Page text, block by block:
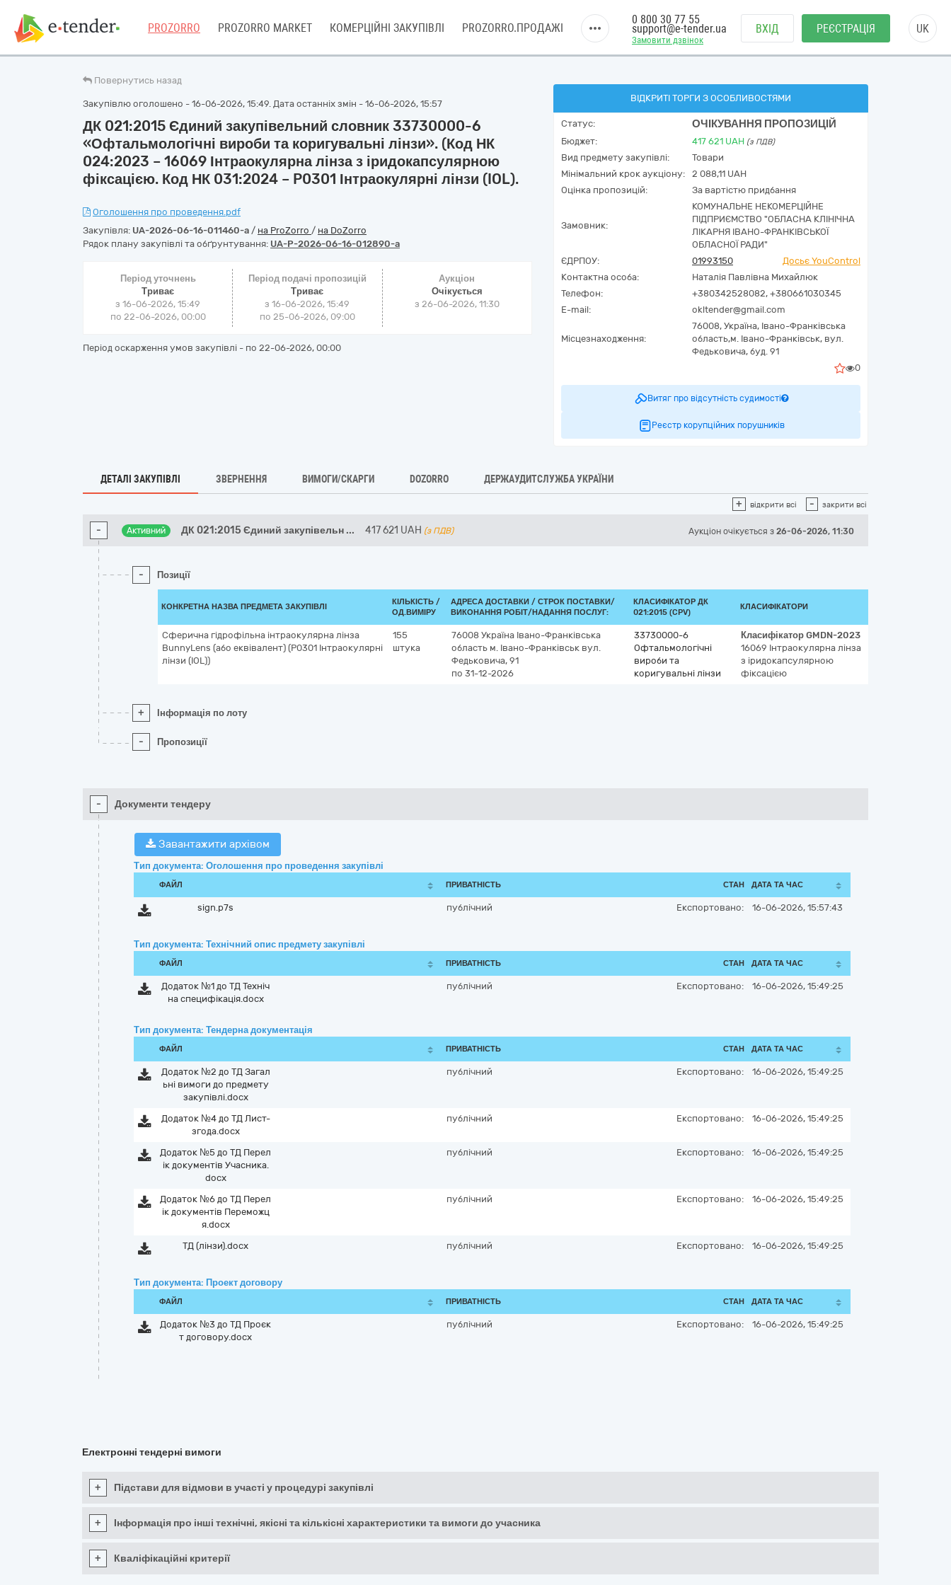
PROZORRO PROZORRO MARKET КОМЕРЦІЙНІ ЗАКУПІВЛІ PROZORRO.ПРОДАЖІ
Замовити дзвінок
0 800 30 77 55
support@e-tender.ua ВХІД РЕЄСТРАЦІЯ UK
Повернутись назад
Закупівлю оголошено - 16-06-2026, 15:49. Дата останніх змін - 16-06-2026, 15:57
ДК 021:2015 Єдиний закупівельний словник 33730000-6
«Офтальмологічні вироби та коригувальні лінзи». (Код НК
024:2023 – 16069 Інтраокулярна лінза з іридокапсулярною
фіксацією. Код НК 031:2024 – P0301 Інтраокулярні лінзи (IOL).
Оголошення про проведення.pdf
Закупівля: UA-2026-06-16-011460-a / на ProZorro / на DoZorro
Рядок плану закупівлі та обґрунтування: UA-P-2026-06-16-012890-a
Період уточнень
Триває
з 16-06-2026, 15:49
по 22-06-2026, 00:00
Період подачі пропозицій
Триває
з 16-06-2026, 15:49
по 25-06-2026, 09:00
Аукціон
Очікується
з 26-06-2026, 11:30
Період оскарження умов закупівлі - по 22-06-2026, 00:00
ВІДКРИТІ ТОРГИ З ОСОБЛИВОСТЯМИ
Статус: ОЧІКУВАННЯ ПРОПОЗИЦІЙ
Бюджет: 417 621 UAH (з ПДВ)
Вид предмету закупівлі:
Товари
Мінімальний крок аукціону:
2 088,11 UAH
Оцінка пропозицій:
За вартістю придбання
Замовник:
КОМУНАЛЬНЕ НЕКОМЕРЦІЙНЕ
ПІДПРИЄМСТВО "ОБЛАСНА КЛІНІЧНА
ЛІКАРНЯ ІВАНО-ФРАНКІВСЬКОЇ
ОБЛАСНОЇ РАДИ"
ЄДРПОУ:
01993150
Досьє YouControl
Контактна особа:
Наталія Павлівна Михайлюк
Телефон:
+380342528082, +380661030345
E-mail:
okltender@gmail.com
Місцезнаходження:
76008, Україна, Івано-Франківська
область,м. Івано-Франківськ, вул.
Федьковича, буд. 91
0
Витяг про відсутність судимості
Реєстр корупційних порушників
ДЕТАЛІ ЗАКУПІВЛІ ЗВЕРНЕННЯ ВИМОГИ/СКАРГИ DOZORRO ДЕРЖАУДИТСЛУЖБА УКРАЇНИ
+ відкрити всі - закрити всі
- Активний ДК 021:2015 Єдиний закупівельн ... 417 621 UAH (з ПДВ) Аукціон очікується з 26-06-2026, 11:30
- Позиції
КОНКРЕТНА НАЗВА ПРЕДМЕТА ЗАКУПІВЛІ
КІЛЬКІСТЬ /
ОД.ВИМІРУ
АДРЕСА ДОСТАВКИ / СТРОК ПОСТАВКИ/
ВИКОНАННЯ РОБІТ/НАДАННЯ ПОСЛУГ:
КЛАСИФІКАТОР ДК
021:2015 (CPV)
КЛАСИФІКАТОРИ
Сферична гідрофільна інтраокулярна лінза
BunnyLens (або еквівалент) (P0301 Інтраокулярні
лінзи (IOL))
155
штука
76008 Україна Івано-Франківська
область м. Івано-Франківськ вул.
Федьковича, 91
по 31-12-2026
33730000-6
Офтальмологічні
вироби та
коригувальні лінзи
Класифікатор GMDN-2023
16069 Інтраокулярна лінза
з іридокапсулярною
фіксацією
+ Інформація по лоту
- Пропозиції
- Документи тендеру
Завантажити архівом
Тип документа: Оголошення про проведення закупівлі
ФАЙЛ ПРИВАТНІСТЬ СТАН ДАТА ТА ЧАС
sign.p7s публічний Експортовано: 16-06-2026, 15:57:43
Тип документа: Технічний опис предмету закупівлі
ФАЙЛ ПРИВАТНІСТЬ СТАН ДАТА ТА ЧАС
Додаток №1 до ТД Техніч
на специфікація.docx
публічний Експортовано: 16-06-2026, 15:49:25
Тип документа: Тендерна документація
ФАЙЛ ПРИВАТНІСТЬ СТАН ДАТА ТА ЧАС
Додаток №2 до ТД Загал
ьні вимоги до предмету
закупівлі.docx
публічний Експортовано: 16-06-2026, 15:49:25
Додаток №4 до ТД Лист-
згода.docx
публічний Експортовано: 16-06-2026, 15:49:25
Додаток №5 до ТД Перел
ік документів Учасника.
docx
публічний Експортовано: 16-06-2026, 15:49:25
Додаток №6 до ТД Перел
ік документів Переможц
я.docx
публічний Експортовано: 16-06-2026, 15:49:25
ТД (лінзи).docx публічний Експортовано: 16-06-2026, 15:49:25
Тип документа: Проект договору
ФАЙЛ ПРИВАТНІСТЬ СТАН ДАТА ТА ЧАС
Додаток №3 до ТД Проєк
т договору.docx
публічний Експортовано: 16-06-2026, 15:49:25
Електронні тендерні вимоги
+ Підстави для відмови в участі у процедурі закупівлі
+ Інформація про інші технічні, якісні та кількісні характеристики та вимоги до учасника
+ Кваліфікаційні критерії